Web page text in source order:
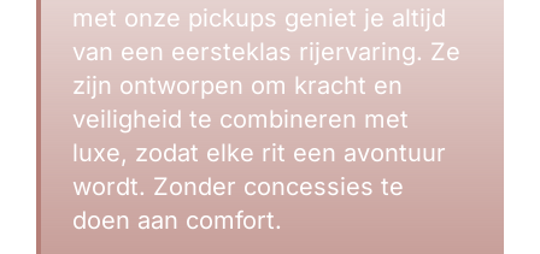
met onze pickups geniet je altijd
van een eersteklas rijervaring. Ze
zijn ontworpen om kracht en
veiligheid te combineren met
luxe, zodat elke rit een avontuur
wordt. Zonder concessies te
doen aan comfort.